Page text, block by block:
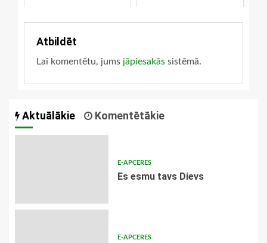
Atbildēt
Lai komentētu, jums jāpiesakās sistēmā.
Aktuālākie Komentētākie
E-APCERES
Es esmu tavs Dievs
E-APCERES